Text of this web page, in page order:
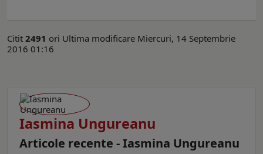
Citit 2491 ori Ultima modificare Miercuri, 14 Septembrie
2016 01:16
Iasmina Ungureanu
Articole recente - Iasmina Ungureanu